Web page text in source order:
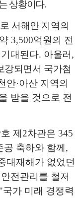
상황이다.
서해안 지역의
3,500억원의 전
대된다. 아울러 ,
강되면서 국가첨
안·아산 지역의
받을 것으로 전
제 2차관은 345
축하와 함께 ,
대재해가 없었던
전관리를 철저
국가 미래 경쟁력